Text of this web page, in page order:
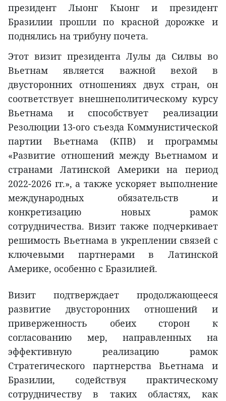
президент Лыонг Кыонг и президент
Бразилии прошли по красной дорожке и
поднялись на трибуну почета.
Этот визит президента Лулы да Силвы во
Вьетнам является важной вехой в
двусторонних отношениях двух стран, он
соответствует внешнеполитическому курсу
Вьетнама и способствует реализации
Резолюции 13-ого съезда Коммунистической
партии Вьетнама (КПВ) и программы
«Развитие отношений между Вьетнамом и
странами Латинской Америки на период
2022-2026 гг.», а также ускоряет выполнение
международных обязательств и
конкретизацию новых рамок
сотрудничества. Визит также подчеркивает
решимость Вьетнама в укреплении связей с
ключевыми партнерами в Латинской
Америке, особенно с Бразилией.
Визит подтверждает продолжающееся
развитие двусторонних отношений и
приверженность обеих сторон к
согласованию мер, направленных на
эффективную реализацию рамок
Стратегического партнерства Вьетнама и
Бразилии, содействуя практическому
сотрудничеству в таких областях, как